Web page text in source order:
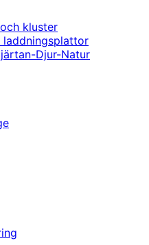
kluster
Djur-Natur